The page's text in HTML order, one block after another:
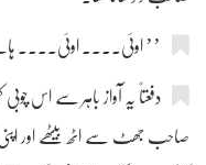
’’ اوئی.... اوئی....
دفعتاً یہ آواز باہر سے اس
صاحب جھٹ سے اٹھ بیٹھے اور اپنی